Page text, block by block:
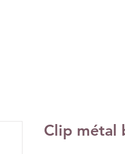
Clip métal